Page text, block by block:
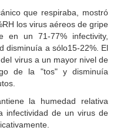
que respiraba, mostró
los virus aéreos de gripe
en un 71-77% infectivity,
disminuía a sólo15-22%. El
virus a un mayor nivel de
de la "tos" y disminuía
la humedad relativa
infectividad de un virus de